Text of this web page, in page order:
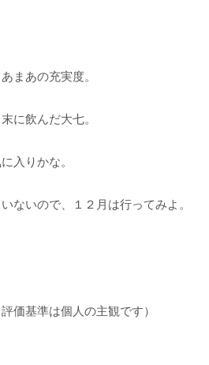
まあの充実度。
に飲んだ大七。
入りかな。
ないので、１２月は行ってみよ。
価基準は個人の主観です）